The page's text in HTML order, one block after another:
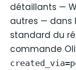
détaillants —
autres — dans
standard du
commande